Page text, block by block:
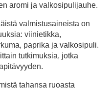
aromi ja valkosipulijauhe.
valmistusaineista on
viinietikka,
paprika ja valkosipuli.
tutkimuksia, jotka
tahansa ruoasta